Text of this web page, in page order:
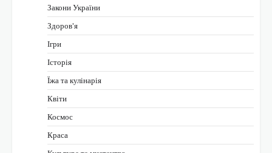
Закони України
Здоров'я
Ігри
Історія
Їжа та кулінарія
Квіти
Космос
Краса